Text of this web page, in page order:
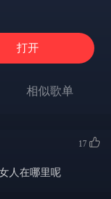
的吧
for you
链
下肩膀
air
缕痕迹
打开
相似歌单
17
人在哪里呢